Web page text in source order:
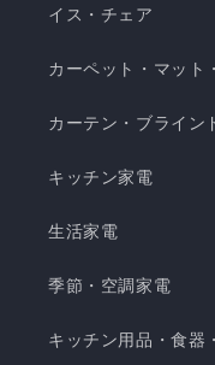
イス・チェア
カーペット・マット
カーテン・ブライン
キッチン家電
生活家電
季節・空調家電
キッチン用品・食器